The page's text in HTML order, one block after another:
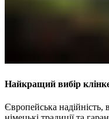
Найкращий вибір
Європейська надійність,